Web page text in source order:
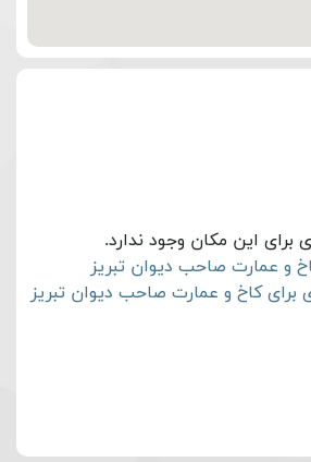
برای این مکان وجود ندارد.
و عمارت صاحب دیوان تبریز
برای کاخ و عمارت صاحب دیوان تبریز